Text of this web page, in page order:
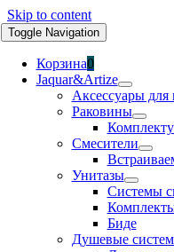
Skip to content
Toggle Navigation
Корзина0
Jaquar&Artize
Аксессуары
Раковины
Смесители
Унитазы
Системы
Биде
Душевые